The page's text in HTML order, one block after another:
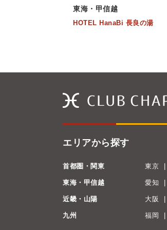
東海・甲信越
HOTEL HanaBi 長良の湯
エリアから探す
首都圏・関東 東京
東海・甲信越 愛知
近畿・山陽 大阪
九州 福岡